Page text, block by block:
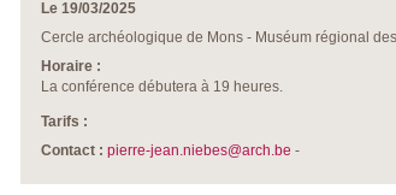
Le 19/03/2025
Cercle archéologique de Mons - Muséum régional
Horaire :
La conférence débutera à 19 heures.
Tarifs :
Contact : pierre-jean.niebes@arch.be -